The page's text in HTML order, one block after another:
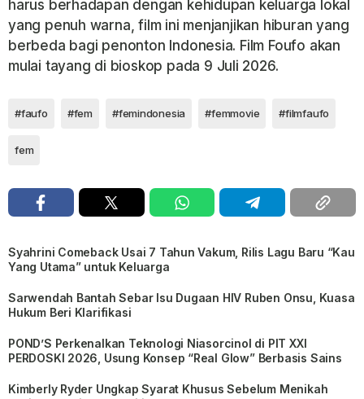
harus berhadapan dengan kehidupan keluarga lokal
yang penuh warna, film ini menjanjikan hiburan yang
berbeda bagi penonton Indonesia. Film Foufo akan
mulai tayang di bioskop pada 9 Juli 2026.
#faufo #fem #femindonesia #femmovie #filmfaufo
fem
Syahrini Comeback Usai 7 Tahun Vakum, Rilis Lagu Baru “Kau
Yang Utama” untuk Keluarga
Sarwendah Bantah Sebar Isu Dugaan HIV Ruben Onsu, Kuasa
Hukum Beri Klarifikasi
POND’S Perkenalkan Teknologi Niasorcinol di PIT XXI
PERDOSKI 2026, Usung Konsep “Real Glow” Berbasis Sains
Kimberly Ryder Ungkap Syarat Khusus Sebelum Menikah